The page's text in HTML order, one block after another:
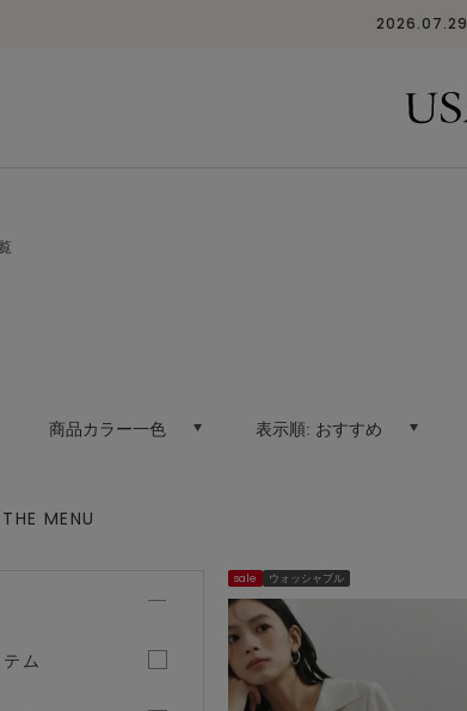
2026.07.29
商品カラー一色 表示順: おすすめ
MENU
ム
sale ウォッシャブル